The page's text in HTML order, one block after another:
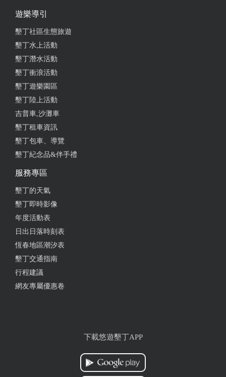
restaurant, you will be attracted by its open space. The
restaurant is surrounded by greenery and mountain
spacious and bright, equipped with wooden tables and
chairs and traditional aboriginal decoration, creating a
strong cultural atmosphere. The menu here is very
extensive, offering a variety of authentic Aboriginal
dishes. Their barrel-roasted chicken and millet brown
are particularly recommended. Every dish allows you to
taste the original flavor. The roasted chicken is crispy
on the outside and tender and juicy on the inside, while
with a chewy texture and full aroma. The service in the
restaurant is also very attentive. The waiters are warm
hear the chirping of insects and birds and enjoy the
beautiful sounds of nature. In short, The Southern Tribal
Aboriginal Theme Restaurant not only provides
delicious aboriginal cuisine, but also provides a
comfortable dining environment and high-quality
service. It is a food experience that you cannot miss in
Pingtung. Next time you come to Pingtung, you must
2024-10-15 12:50:06
遊樂導引
墾丁社區生態旅遊
墾丁水上活動
墾丁潛水活動
墾丁衝浪活動
墾丁遊樂園區
墾丁陸上活動
吉普車,沙灘車
墾丁租車資訊
墾丁包車、導覽
墾丁紀念品&伴手禮
服務專區
墾丁的天氣
墾丁即時影像
年度活動表
日出日落時刻表
恆春地區潮汐表
墾丁交通指南
行程建議
網友專屬優惠卷
下載悠遊墾丁APP